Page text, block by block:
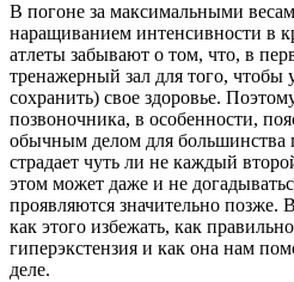
В погоне за максимальными
наращиванием интенсивности в
атлеты забывают о том, что, в
тренажерный зал для того, чтобы
сохранить) свое здоровье.
позвоночника, в особенности,
обычным делом для большинства
страдает чуть ли не каждый
этом может даже и не
проявляются значительно позже.
как этого избежать, как
гиперэкстензия и как она нам
деле.